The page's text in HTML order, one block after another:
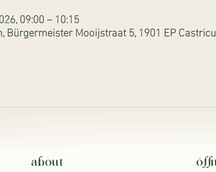
09:00 – 10:15
Bürgermeister Mooijstraat 5, 1901 EP
about